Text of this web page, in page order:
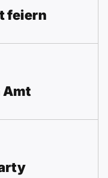
feiern
Amt